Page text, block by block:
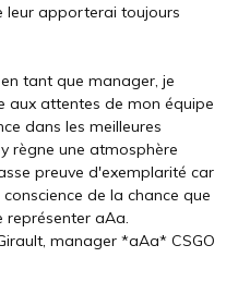
leur apporterai toujours
tant que manager, je
aux attentes de mon équipe
dans les meilleures
règne une atmosphère
preuve d'exemplarité car
de la chance que
représenter aAa.
manager *aAa* CSGO